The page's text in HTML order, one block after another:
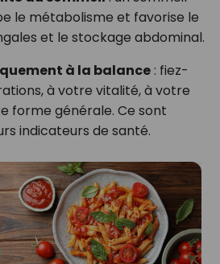
le métabolisme et favorise le
et le stockage abdominal.
à la balance: fiez-
à votre vitalité, à votre
forme générale. Ce sont
indicateurs de santé.